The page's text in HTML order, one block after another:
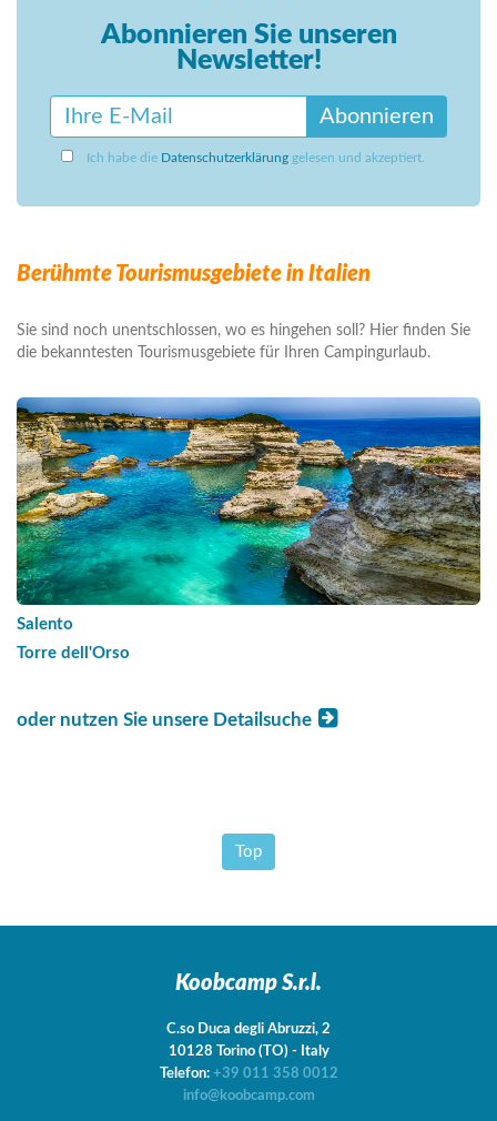
Abonnieren Sie unseren
Newsletter!
Abonnieren
Ich habe die Datenschutzerklärung gelesen und akzeptiert.
Berühmte Tourismusgebiete in Italien
Sie sind noch unentschlossen, wo es hingehen soll? Hier finden Sie
die bekanntesten Tourismusgebiete für Ihren Campingurlaub.
Salento
Torre dell'Orso
oder nutzen Sie unsere Detailsuche
Top
Koobcamp S.r.l.
C.so Duca degli Abruzzi, 2
10128 Torino (TO) - Italy
Telefon: +39 011 358 0012
info@koobcamp.com